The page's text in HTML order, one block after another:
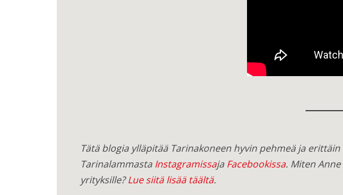
Tätä blogia ylläpitää Tarinakoneen hyvin pehmeä ja
Tarinalammasta Instagramissaja Facebookissa. Miten
yrityksille?Lue siitä lisää täältä.